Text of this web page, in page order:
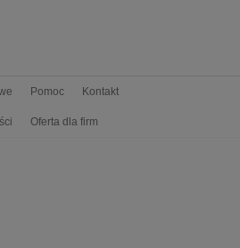
Pomoc Kontakt
Oferta dla firm